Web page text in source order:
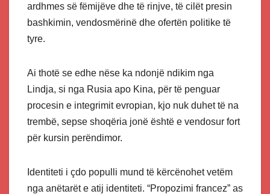
ardhmes së fëmijëve dhe të rinjve, të cilët presin
bashkimin, vendosmërinë dhe ofertën politike të
tyre.
Ai thotë se edhe nëse ka ndonjë ndikim nga
Lindja, si nga Rusia apo Kina, për të penguar
procesin e integrimit evropian, kjo nuk duhet të na
trembë, sepse shoqëria jonë është e vendosur fort
për kursin perëndimor.
Identiteti i çdo populli mund të kërcënohet vetëm
nga anëtarët e atij identiteti. “Propozimi francez” as